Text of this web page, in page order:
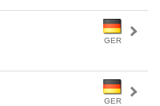
GER
GER